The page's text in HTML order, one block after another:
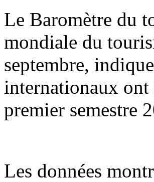
Le Baromètre du
mondiale du
septembre,
internationaux ont
premier semestre
Les données